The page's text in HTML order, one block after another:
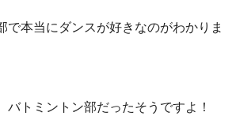
で本当にダンスが好きなのがわかりま
バトミントン部だったそうですよ！